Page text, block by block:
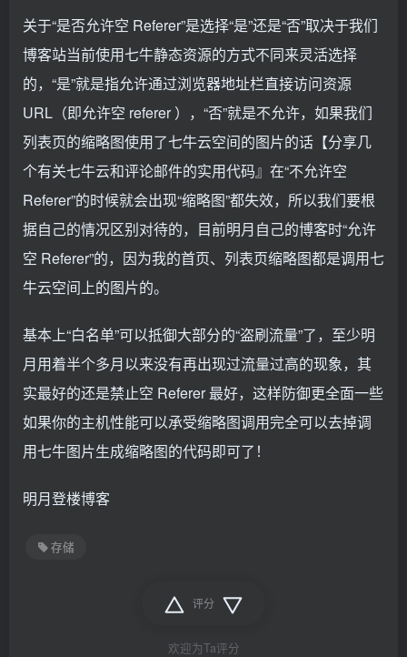
关于“是否允许空 Referer”是选择“是”还是“否”取决于我们
博客站当前使用七牛静态资源的方式不同来灵活选择
的，“是”就是指允许通过浏览器地址栏直接访问资源
URL（即允许空 referer ），“否”就是不允许，如果我们
列表页的缩略图使用了七牛云空间的图片的话【分享几
个有关七牛云和评论邮件的实用代码』在“不允许空
Referer”的时候就会出现“缩略图”都失效，所以我们要根
据自己的情况区别对待的，目前明月自己的博客时“允许
空 Referer”的，因为我的首页、列表页缩略图都是调用七
牛云空间上的图片的。
基本上“白名单”可以抵御大部分的“盗刷流量”了，至少明
月用着半个多月以来没有再出现过流量过高的现象，其
实最好的还是禁止空 Referer 最好，这样防御更全面一些
如果你的主机性能可以承受缩略图调用完全可以去掉调
用七牛图片生成缩略图的代码即可了！
明月登楼博客
存储
评分
欢迎为Ta评分